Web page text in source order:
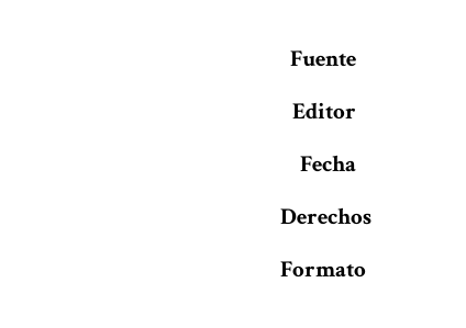
Fuente
Editor
Fecha
Derechos
Formato